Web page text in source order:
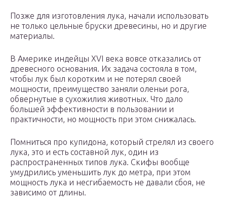
Позже для изготовления лука, начали использовать
не только цельные бруски древесины, но и другие
материалы.
В Америке индейцы XVI века вовсе отказались от
древесного основания. Их задача состояла в том,
чтобы лук был коротким и не потерял своей
мощности, преимущество заняли оленьи рога,
обвернутые в сухожилия животных. Что дало
большей эффективности в пользовании и
практичности, но мощность при этом снижалась.
Помниться про купидона, который стрелял из своего
лука, это и есть составной лук, один из
распространенных типов лука. Скифы вообще
умудрились уменьшить лук до метра, при этом
мощность лука и несгибаемость не давали сбоя, не
зависимо от длины.